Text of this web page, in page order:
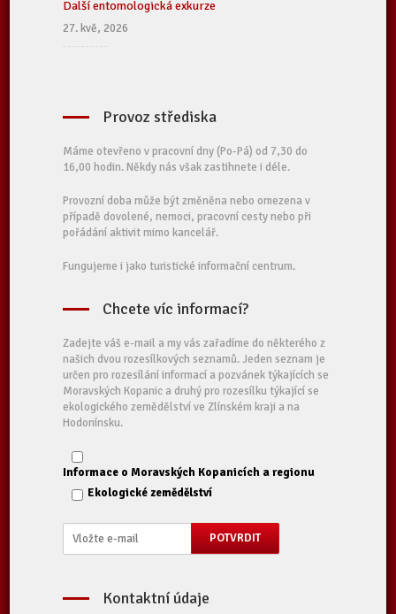
Další entomologická exkurze
27. kvě, 2026
Provoz střediska
Máme otevřeno v pracovní dny (Po-Pá) od 7,30 do
16,00 hodin. Někdy nás však zastihnete i déle.
Provozní doba může být změněna nebo omezena v
případě dovolené, nemoci, pracovní cesty nebo při
pořádání aktivit mimo kancelář.
Fungujeme i jako turistické informační centrum.
Chcete víc informací?
Zadejte váš e-mail a my vás zařadíme do některého z
našich dvou rozesílkových seznamů. Jeden seznam je
určen pro rozesílání informací a pozvánek týkajících se
Moravských Kopanic a druhý pro rozesílku týkající se
ekologického zemědělství ve Zlínském kraji a na
Hodonínsku.
Informace o Moravských Kopanicích a regionu
Ekologické zemědělství
Kontaktní údaje